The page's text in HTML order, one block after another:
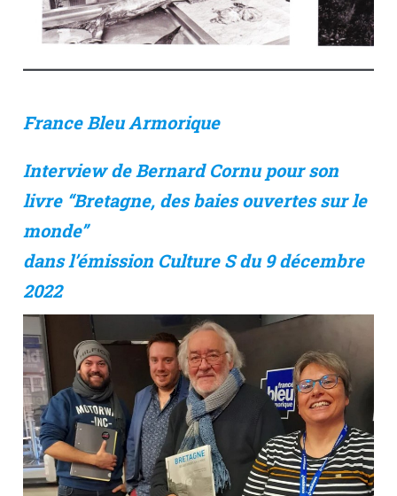
France Bleu Armorique
Interview de Bernard Cornu pour son
livre “Bretagne, des baies ouvertes sur le
monde”
dans l’émission Culture S du 9 décembre
2022